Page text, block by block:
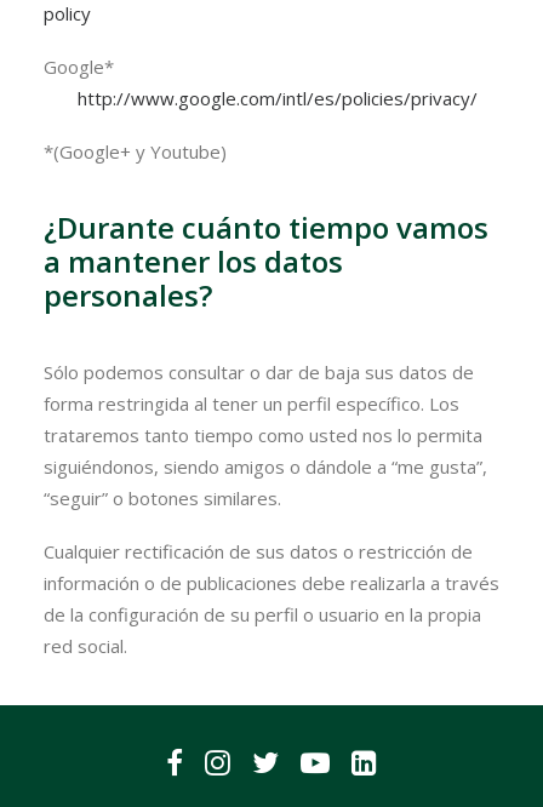
policy
Google*
http://www.google.com/intl/es/policies/privacy/
*(Google+ y Youtube)
¿Durante cuánto tiempo vamos
a mantener los datos
personales?
Sólo podemos consultar o dar de baja sus datos de
forma restringida al tener un perfil específico. Los
trataremos tanto tiempo como usted nos lo permita
siguiéndonos, siendo amigos o dándole a “me gusta”,
“seguir” o botones similares.
Cualquier rectificación de sus datos o restricción de
información o de publicaciones debe realizarla a través
de la configuración de su perfil o usuario en la propia
red social.